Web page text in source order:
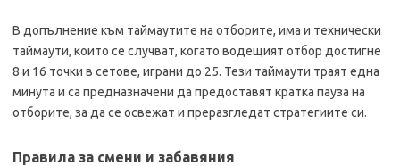
В допълнение към таймаутите на отборите, има и технически
таймаути, които се случват, когато водещият отбор достигне
8 и 16 точки в сетове, играни до 25. Тези таймаути траят една
минута и са предназначени да предоставят кратка пауза на
отборите, за да се освежат и преразгледат стратегиите си.
Правила за смени и забавяния